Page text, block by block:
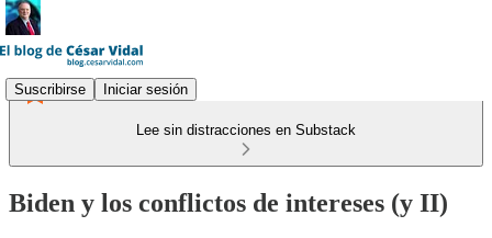
Suscribirse Iniciar sesión
Lee sin distracciones en Substack
Biden y los conflictos de intereses (y II)